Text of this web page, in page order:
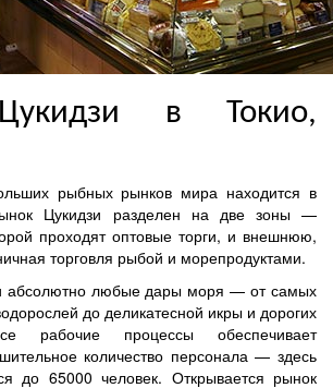
в Токио,
рыбных рынков мира находится в
Цукидзи разделен на две зоны —
проходят оптовые торги, и внешнюю,
торговля рыбой и морепродуктами.
абсолютно любые дары моря — от самых
до деликатесной икры и дорогих
рабочие процессы обеспечивает
количество персонала — здесь
до 65000 человек. Открывается рынок